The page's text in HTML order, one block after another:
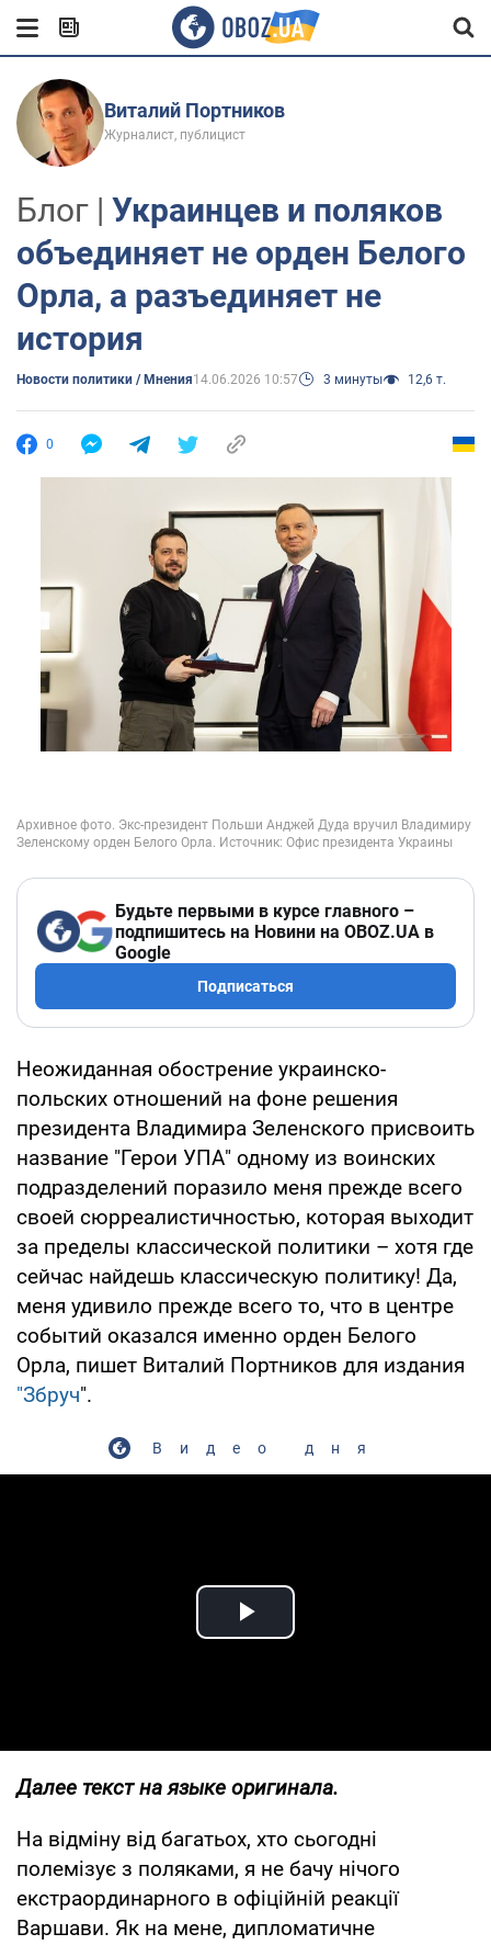
Виталий Портников
Журналист, публицист
Блог | Украинцев и поляков
объединяет не орден Белого
Орла, а разъединяет не
история
Новости политики / Мнения14.06.2026 10:57 3 минуты 12,6 т.
0
Будьте первыми в курсе главного –
подпишитесь на Новини на OBOZ.UA в
Google
Подписаться
Неожиданная обострение украинско-
польских отношений на фоне решения
президента Владимира Зеленского присвоить
название "Герои УПА" одному из воинских
подразделений поразило меня прежде всего
своей сюрреалистичностью, которая выходит
за пределы классической политики – хотя где
сейчас найдешь классическую политику! Да,
меня удивило прежде всего то, что в центре
событий оказался именно орден Белого
Орла, пишет Виталий Портников для издания
"Збруч".
Видео дня
Play Video
Далее текст на языке оригинала.
На відміну від багатьох, хто сьогодні
полемізує з поляками, я не бачу нічого
екстраординарного в офіційній реакції
Варшави. Як на мене, дипломатичне